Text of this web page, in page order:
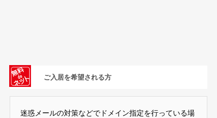
ご入居を希望される方
迷惑メールの対策などでドメイン指定を行っている場